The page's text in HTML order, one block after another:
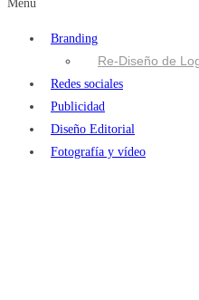
Menú
Branding
Re-Diseño de
Redes sociales
Publicidad
Diseño Editorial
Fotografía y vídeo